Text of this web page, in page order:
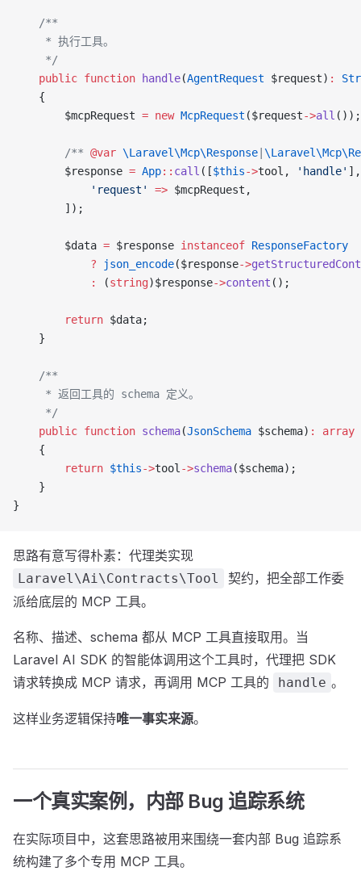
    /**
     * 执行工具。
     */
    public
function handle(AgentRequest $request) :
    {
        $mcpRequest
= new McpRequest ($request->all ());
        /**
@var \Laravel\Mcp\Response
        $response
= App:: call ([$this->tool, 'handle'
            'request'
=> $mcpRequest,
        ]);
        $data
= $response instanceof ResponseFactory
            ?
json_encode($response->
            :
(string)$response->content ();
        return
$data;
    }
    /**
     * 返回工具的 schema 定义。
     */
    public
function schema(JsonSchema $schema) :
array
    {
        return
$this->tool ->schema($schema);
    }
}
思路有意写得朴素：代理类实现
Laravel\Ai\Contracts\Tool
契约，把全部工作委
派给底层的 MCP 工具。
名称、描述、schema 都从 MCP 工具直接取用。当
Laravel AI SDK 的智能体调用这个工具时，代理把 SDK
请求转换成 MCP 请求，再调用 MCP 工具的
handle 。
这样业务逻辑保持唯一事实来源。
一个真实案例，内部 Bug 追踪系统
在实际项目中，这套思路被用来围绕一套内部 Bug 追踪系
统构建了多个专用 MCP 工具。